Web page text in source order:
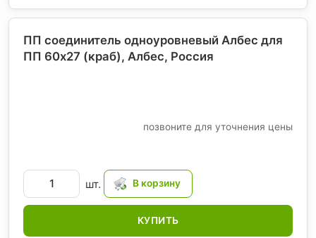
ПП соединитель одноуровневый Албес для
ПП 60х27 (краб), Албес, Россия
позвоните для уточнения цены
шт.
КУПИТЬ